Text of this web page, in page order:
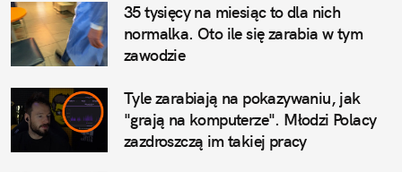
35 tysięcy na miesiąc to dla nich
normalka. Oto ile się zarabia w tym
zawodzie
Tyle zarabiają na pokazywaniu, jak
"grają na komputerze". Młodzi Polacy
zazdroszczą im takiej pracy